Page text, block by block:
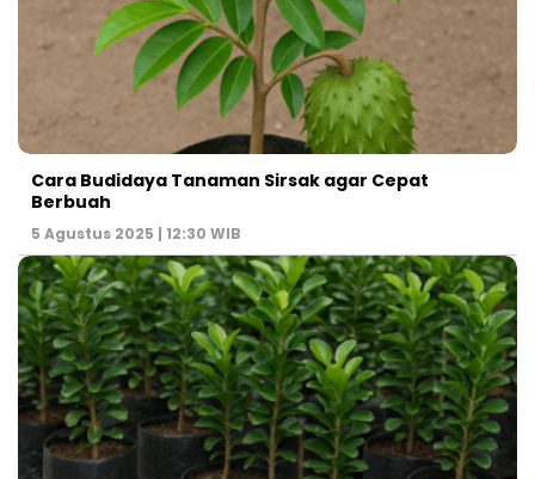
Cara Budidaya Tanaman Sirsak agar Cepat
Berbuah
5 Agustus 2025 | 12:30 WIB